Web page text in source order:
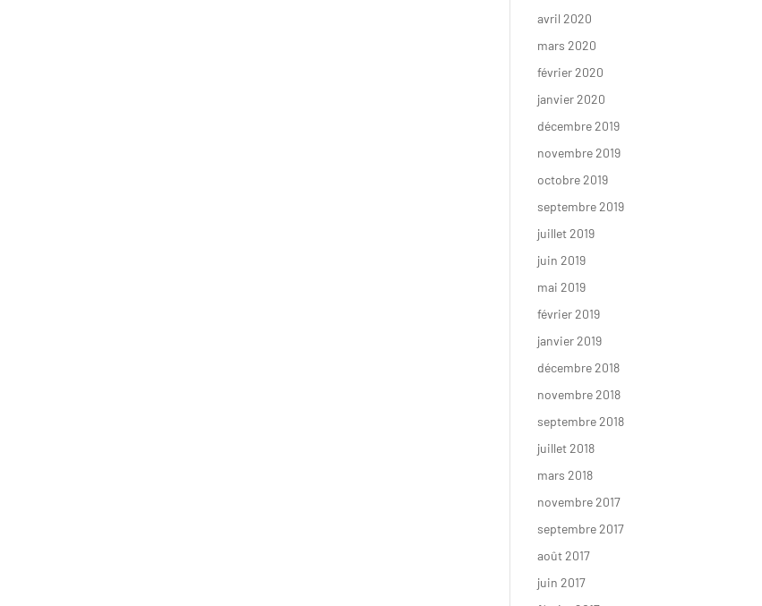
avril 2020
mars 2020
février 2020
janvier 2020
décembre 2019
novembre 2019
octobre 2019
septembre 2019
juillet 2019
juin 2019
mai 2019
février 2019
janvier 2019
décembre 2018
novembre 2018
septembre 2018
juillet 2018
mars 2018
novembre 2017
septembre 2017
août 2017
juin 2017